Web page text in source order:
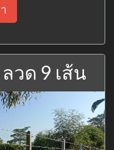
วด 9 เส้น